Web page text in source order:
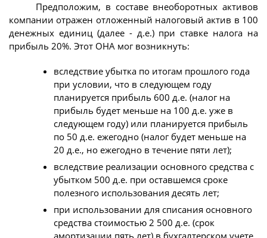
Предположим, в составе внеоборотных активов
компании отражен отложенный налоговый актив в 100
денежных единиц (далее - д.е.) при ставке налога на
прибыль 20%. Этот ОНА мог возникнуть:
вследствие убытка по итогам прошлого года
при условии, что в следующем году
планируется прибыль 600 д.е. (налог на
прибыль будет меньше на 100 д.е. уже в
следующем году) или планируется прибыль
по 50 д.е. ежегодно (налог будет меньше на
20 д.е., но ежегодно в течение пяти лет);
вследствие реализации основного средства с
убытком 500 д.е. при оставшемся сроке
полезного использования десять лет;
при использовании для списания основного
средства стоимостью 2 500 д.е. (срок
амортизации пять лет) в бухгалтерском учете